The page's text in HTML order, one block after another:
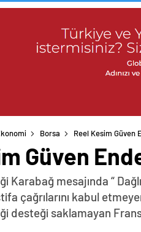
Borsa Reel Kesim Güven
Güven
Karabağ mesajında “
çağrılarını kabul
desteği saklamayan